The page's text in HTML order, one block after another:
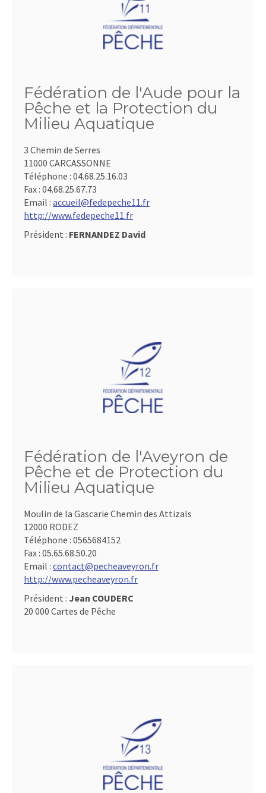
Fédération de l'Aude pour la
Pêche et la Protection du
Milieu Aquatique
3 Chemin de Serres
11000 CARCASSONNE
Téléphone : 04.68.25.16.03
Fax : 04.68.25.67.73
Email : accueil@fedepeche11.fr
http://www.fedepeche11.fr
Président : FERNANDEZ David
Fédération de l'Aveyron de
Pêche et de Protection du
Milieu Aquatique
Moulin de la Gascarie Chemin des Attizals
12000 RODEZ
Téléphone : 0565684152
Fax : 05.65.68.50.20
Email : contact@pecheaveyron.fr
http://www.pecheaveyron.fr
Président : Jean COUDERC
20 000 Cartes de Pêche